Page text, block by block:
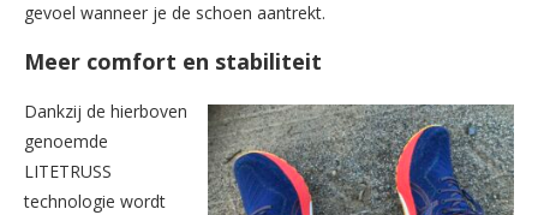
gevoel wanneer je de schoen aantrekt.
Meer comfort en stabiliteit
Dankzij de hierboven
genoemde
LITETRUSS
technologie wordt